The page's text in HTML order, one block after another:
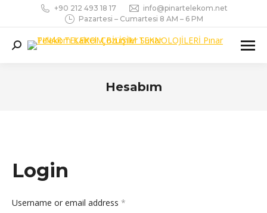
+90 212 493 18 17
info@pinartelekom.net
Pazartesi – Cumartesi 8 AM – 6 PM
Search:
Hesabım
Login
Username or email address *